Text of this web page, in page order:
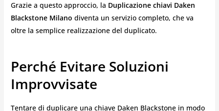
Grazie a questo approccio, la Duplicazione chiavi Daken
Blackstone Milano diventa un servizio completo, che va
oltre la semplice realizzazione del duplicato.
Perché Evitare Soluzioni
Improvvisate
Tentare di duplicare una chiave Daken Blackstone in modo